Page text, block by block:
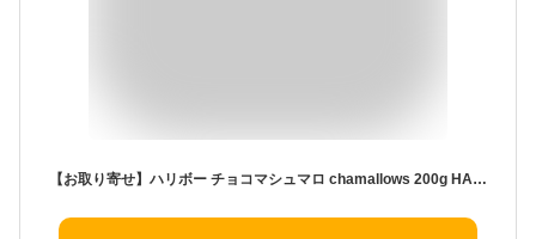
【お取り寄せ】ハリボー チョコマシュマロ chamallows 200g HARIBO chamallows soft kiss 200g 常温